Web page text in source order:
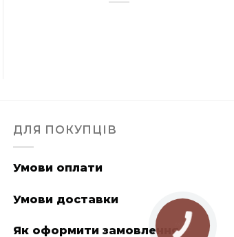
ДЛЯ ПОКУПЦІВ
Умови оплати
Умови доставки
Як оформити замовлення